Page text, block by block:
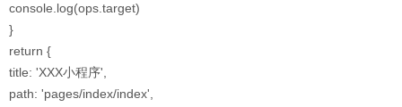
console.log(ops.target)
}
return {
title: 'XXX小程序',
path: 'pages/index/index',